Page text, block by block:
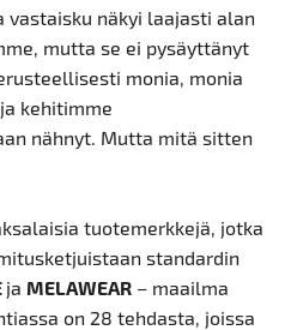
vastaisku näkyi laajasti alan
mutta se ei pysäyttänyt
monia, monia
kehitimme
nähnyt. Mutta mitä sitten
​​tuotemerkkejä, jotka
​​standardin
ja MELAWEAR – maailma
on 28 tehdasta, joissa